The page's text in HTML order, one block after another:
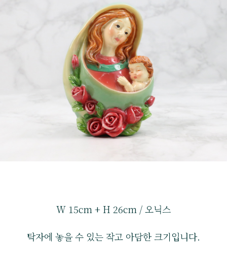
W 15cm + H 26cm / 오닉스
탁자에 놓을 수 있는 작고 아담한 크기입니다.